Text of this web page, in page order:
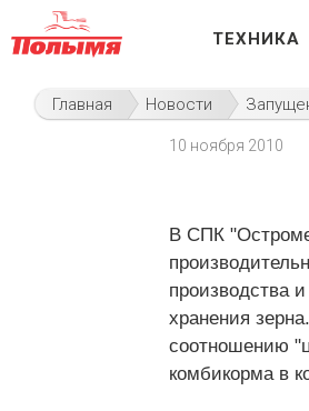
ТЕХНИКА
Главная Новости
10 ноября 2010
В СПК
производства
хранения
соотношению
комбикорма в